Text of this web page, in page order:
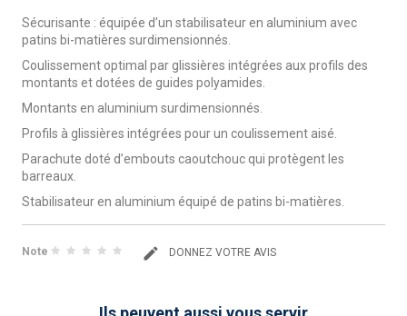
Sécurisante : équipée d’un stabilisateur en aluminium avec
patins bi-matières surdimensionnés.
Coulissement optimal par glissières intégrées aux profils des
montants et dotées de guides polyamides.
Montants en aluminium surdimensionnés.
Profils à glissières intégrées pour un coulissement aisé.
Parachute doté d’embouts caoutchouc qui protègent les
barreaux.
Stabilisateur en aluminium équipé de patins bi-matières.
Note DONNEZ VOTRE AVIS